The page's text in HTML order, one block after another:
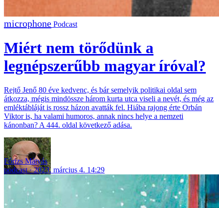
Podcast
Miért nem törődünk a
legnépszerűbb magyar íróval?
Rejtő Jenő 80 éve kedvenc, és bár semelyik politikai oldal sem
átkozza, mégis mindössze három kurta utca viseli a nevét, és még az
emléktábláját is rossz házon avatták fel. Hiába rajong érte Orbán
Viktor is, ha valami humoros, annak nincs helye a nemzeti
kánonban? A 444. oldal következő adása.
Fórizs Mátyás
podcast
2023. március 4. 14:29